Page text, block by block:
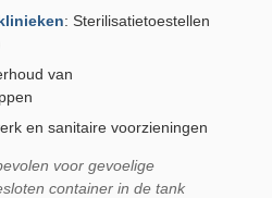
: Sterilisatietoestellen
van
en sanitaire voorzieningen
voor gevoelige
container in de tank